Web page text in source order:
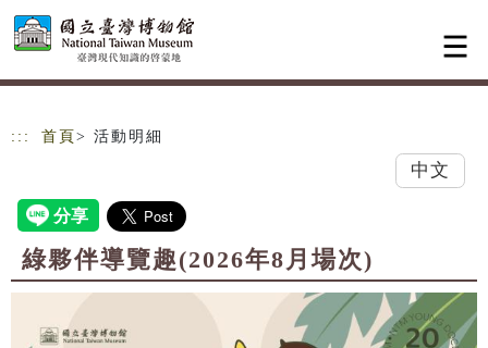
跳到主要內容
網站導覽
::: 首頁 > 活動明細
中文
綠夥伴導覽趣(2026年8月場次)